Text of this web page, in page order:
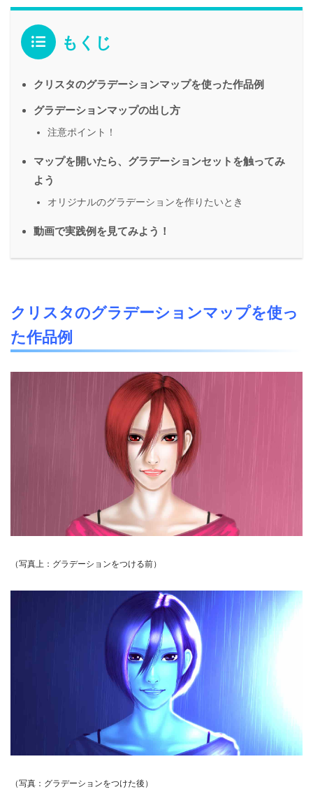
もくじ
クリスタのグラデーションマップを使った作品例
グラデーションマップの出し方
注意ポイント！
マップを開いたら、グラデーションセットを触ってみ
よう
オリジナルのグラデーションを作りたいとき
動画で実践例を見てみよう！
クリスタのグラデーションマップを使っ
た作品例
（写真上：グラデーションをつける前）
（写真：グラデーションをつけた後）